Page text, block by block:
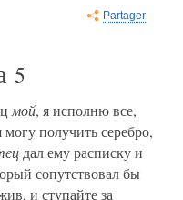
Partager
5
мой, я исполню все,
получить серебро,
дал ему расписку и
сопутствовал бы
и ступайте за